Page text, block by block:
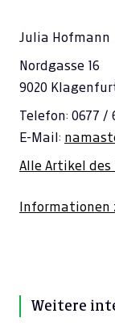
Julia Hofmann
Nordgasse 16
9020
Telefon: 0677 /
E-Mail:
Alle Artikel des
Informationen
Weitere